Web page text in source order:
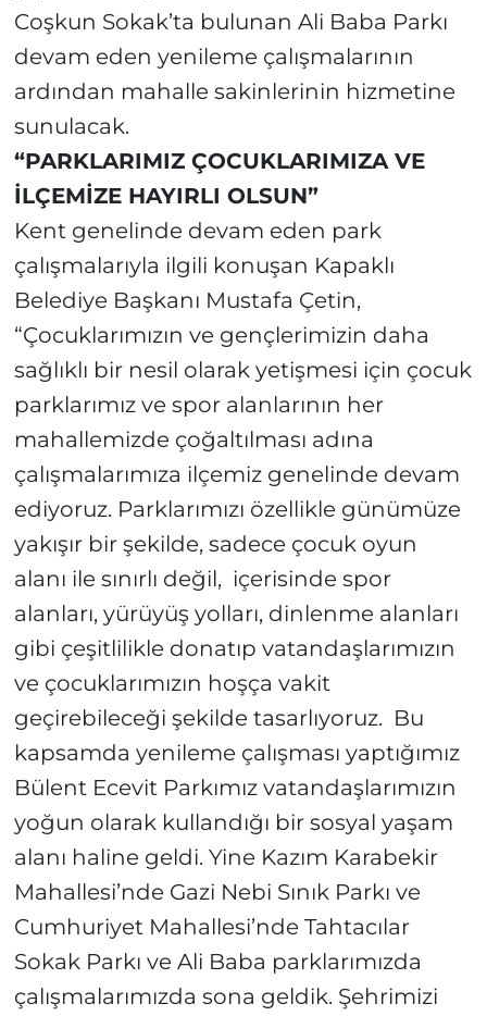
Coşkun Sokak’ta bulunan Ali Baba Parkı
devam eden yenileme çalışmalarının
ardından mahalle sakinlerinin hizmetine
sunulacak.
“PARKLARIMIZ ÇOCUKLARIMIZA VE
İLÇEMİZE HAYIRLI OLSUN”
Kent genelinde devam eden park
çalışmalarıyla ilgili konuşan Kapaklı
Belediye Başkanı Mustafa Çetin,
“Çocuklarımızın ve gençlerimizin daha
sağlıklı bir nesil olarak yetişmesi için çocuk
parklarımız ve spor alanlarının her
mahallemizde çoğaltılması adına
çalışmalarımıza ilçemiz genelinde devam
ediyoruz. Parklarımızı özellikle günümüze
yakışır bir şekilde, sadece çocuk oyun
alanı ile sınırlı değil, içerisinde spor
alanları, yürüyüş yolları, dinlenme alanları
gibi çeşitlilikle donatıp vatandaşlarımızın
ve çocuklarımızın hoşça vakit
geçirebileceği şekilde tasarlıyoruz. Bu
kapsamda yenileme çalışması yaptığımız
Bülent Ecevit Parkımız vatandaşlarımızın
yoğun olarak kullandığı bir sosyal yaşam
alanı haline geldi. Yine Kazım Karabekir
Mahallesi’nde Gazi Nebi Sınık Parkı ve
Cumhuriyet Mahallesi’nde Tahtacılar
Sokak Parkı ve Ali Baba parklarımızda
çalışmalarımızda sona geldik. Şehrimizi